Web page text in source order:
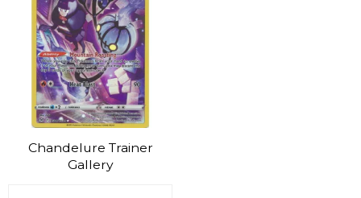
Chandelure Trainer
Gallery